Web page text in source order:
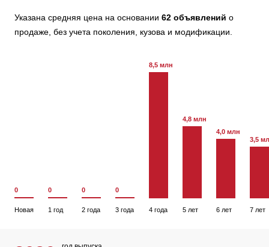
Указана средняя цена на основании 62 объявлений о
продаже, без учета поколения, кузова и модификации.
0
Новая
0
1 год
0
2 года
0
3 года
8,5 млн
4 года
4,8 млн
5 лет
4,0 млн
6 лет
3,5
7 лет